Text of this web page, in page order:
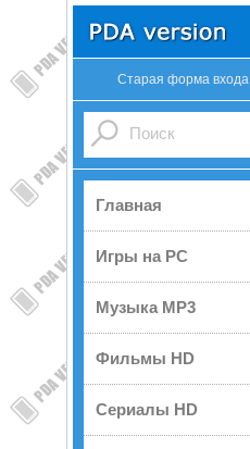
Старая форма входа
Главная
Игры на PC
Музыка MP3
Фильмы HD
Сериалы HD